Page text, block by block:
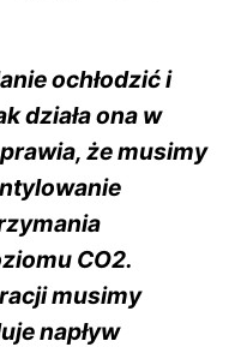
ochłodzić i
działa ona w
że musimy
CO2.
musimy
napływ